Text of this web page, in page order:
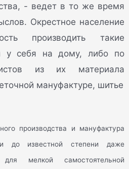
- ведет в то же время
Окрестное население
производить такие
у себя на дому, либо по
из их материала
мануфактуре, шитье
производства и мануфактура
до известной степени даже
мелкой самостоятельной